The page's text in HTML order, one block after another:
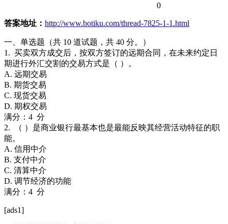
0
答案地址： http://www.botiku.com/thread-7825-1-1.html
一、单选题（共 10 道试题，共 40 分。）
1. 买卖双方成交后，按双方签订的远期合同，在未来约定日
期进行外汇交割的交易方式是（ ）。
A. 远期交易
B. 期货交易
C. 现货交易
D. 期权交易
满分：4 分
2. （ ）是商业银行最基本也是最能反映其经营活动特征的职
能。
A. 信用中介
B. 支付中介
C. 清算中介
D. 调节经济的功能
满分：4 分
[ads1]